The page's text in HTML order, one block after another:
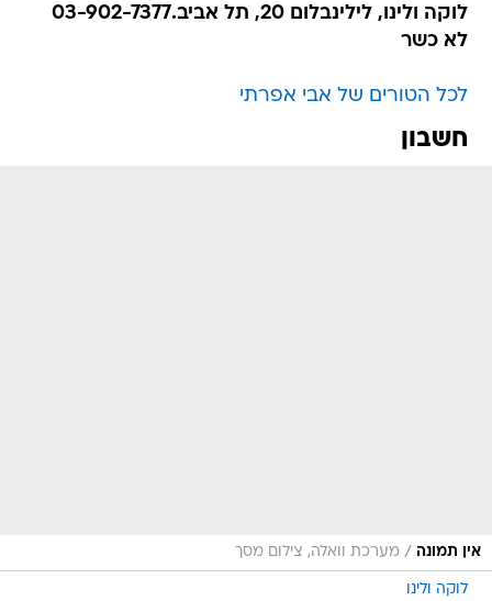
לוקה ולינו, לילינבלום 20, תל אביב.03-902-7377
לא כשר
לכל הטורים של אבי אפרתי
חשבון
אין תמונה / מערכת וואלה, צילום מסך
לוקה ולינו